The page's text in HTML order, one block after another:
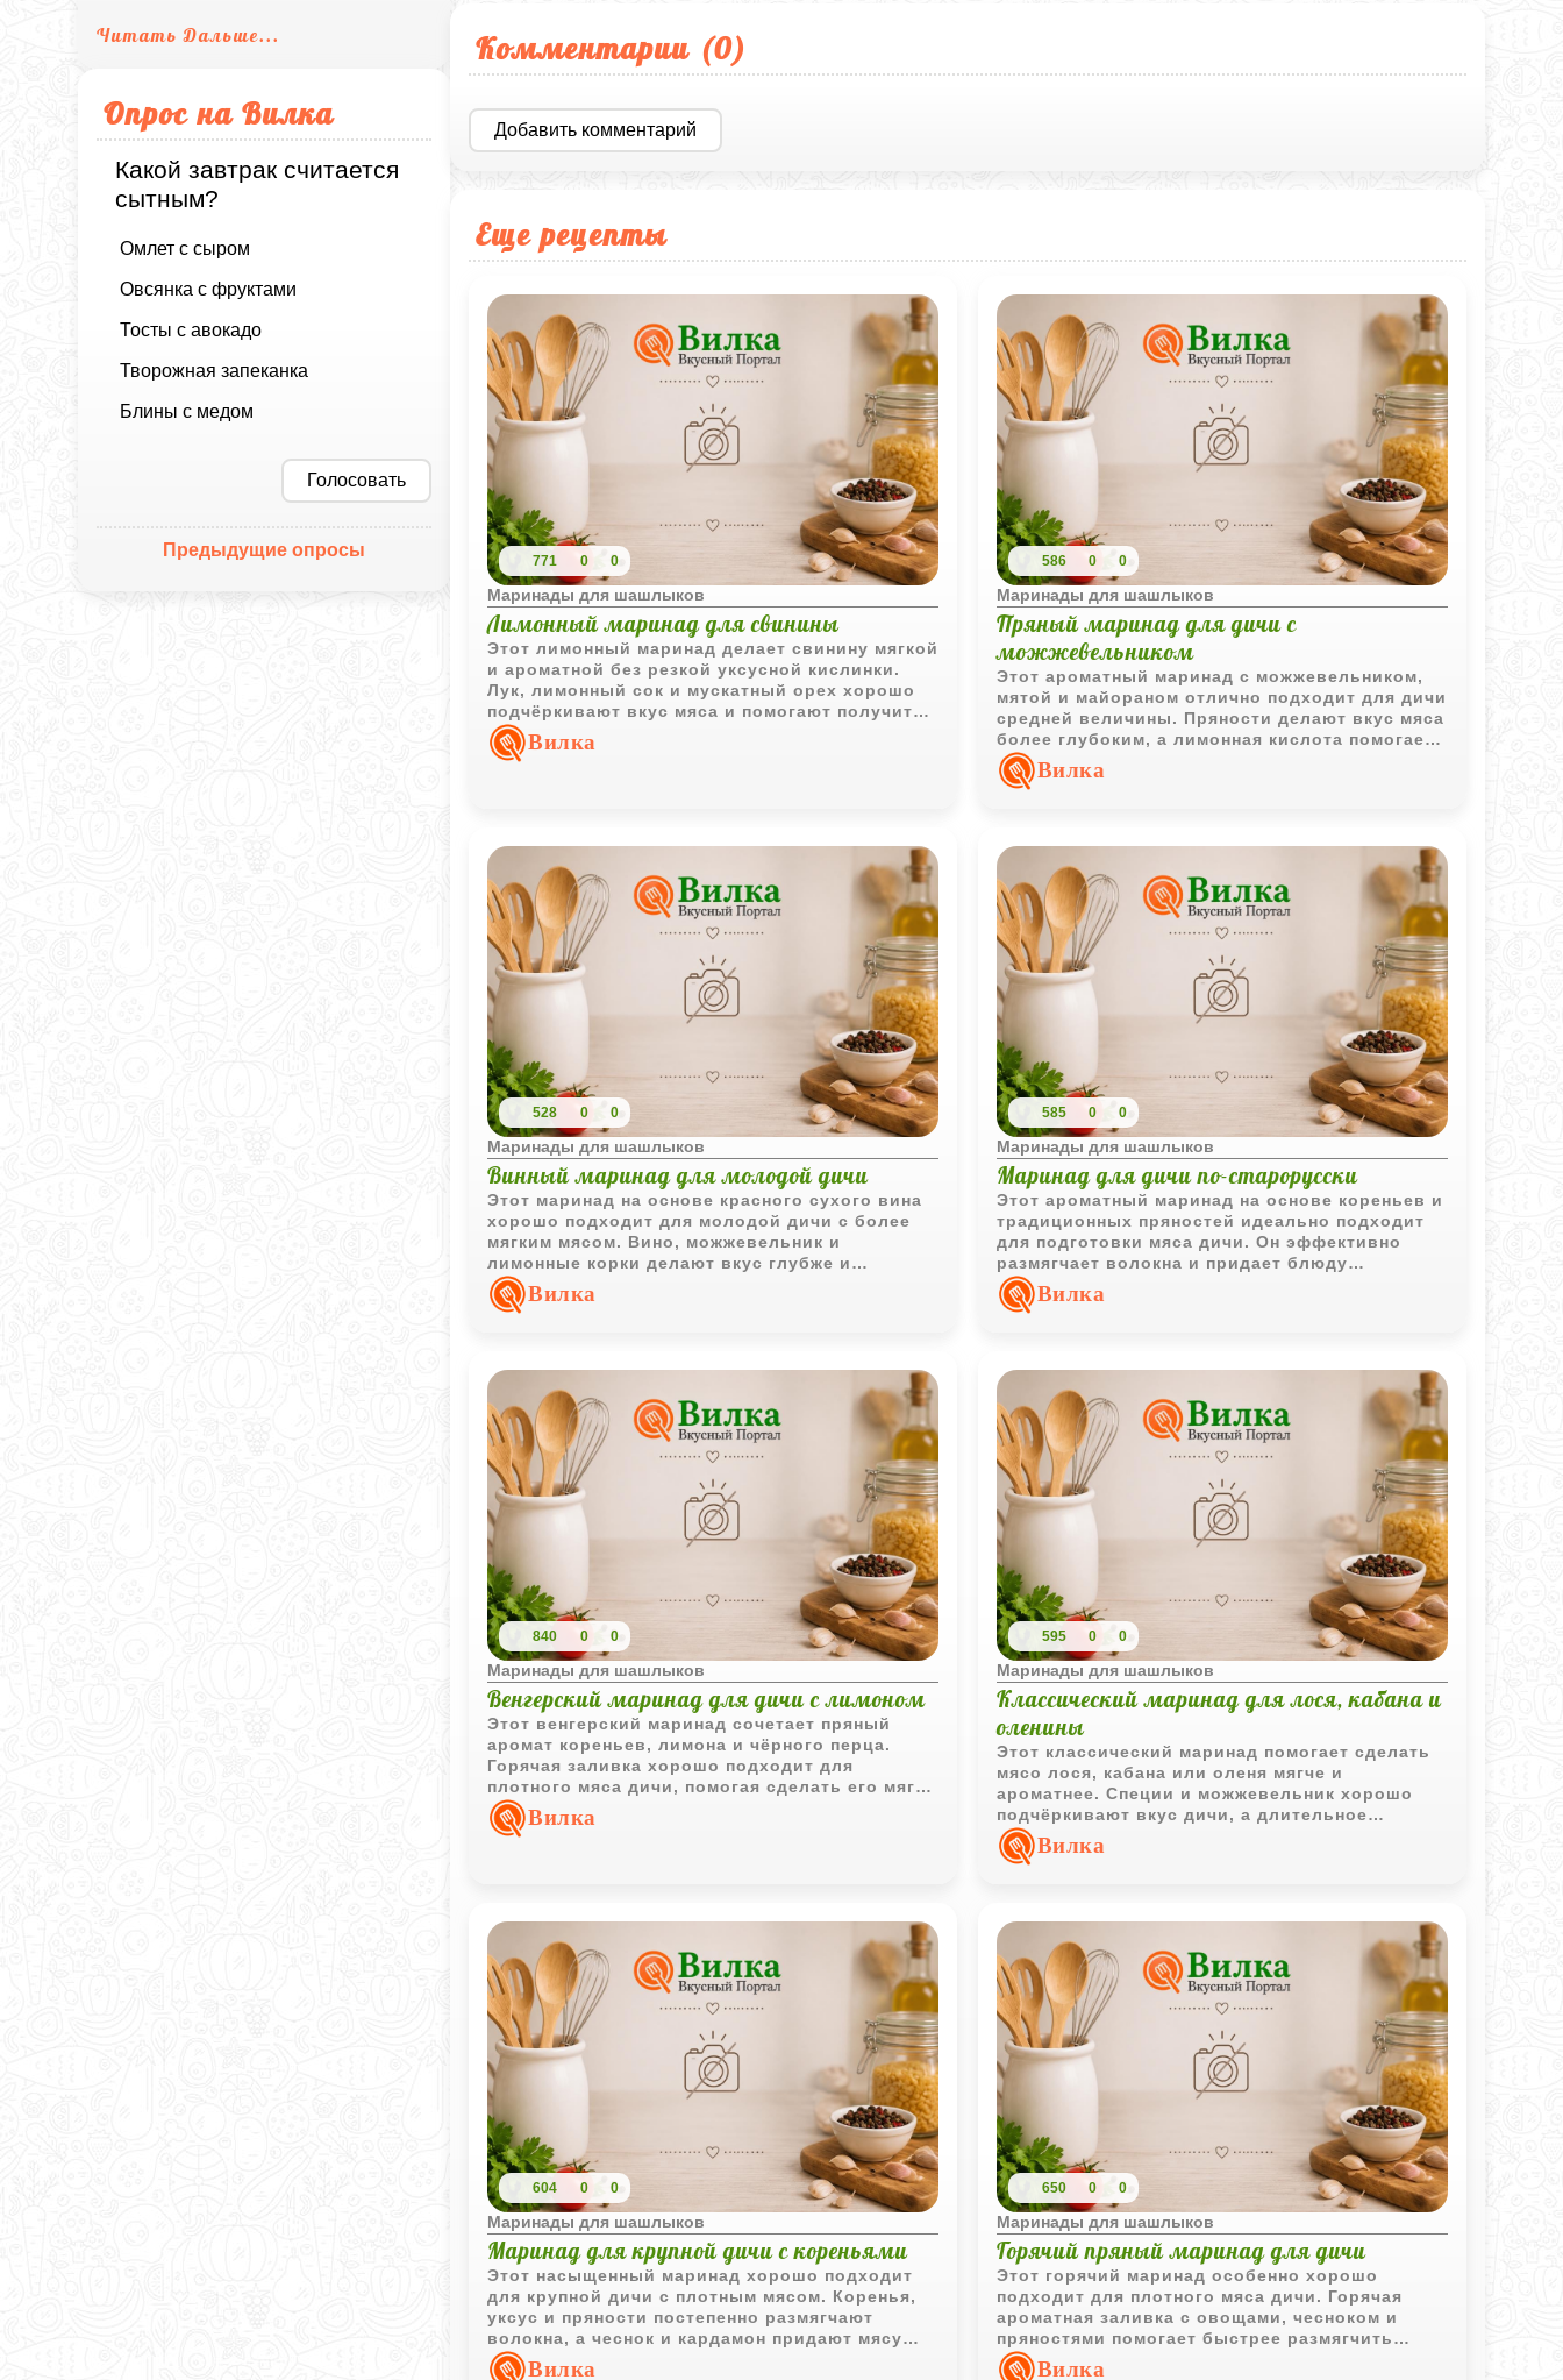
Читать Дальше...
Опрос на Вилка
Какой завтрак считается
сытным?
Омлет с сыром
Овсянка с фруктами
Тосты с авокадо
Творожная запеканка
Блины с медом
Голосовать
Предыдущие опросы
Комментарии (0)
Добавить комментарий
Еще рецепты
771 0 0
Маринады для шашлыков
Лимонный маринад для свинины
Этот лимонный маринад делает свинину мягкой
и ароматной без резкой уксусной кислинки.
Лук, лимонный сок и мускатный орех хорошо
подчёркивают вкус мяса и помогают получить
сочный шашлык.
Вилка
586 0 0
Маринады для шашлыков
Пряный маринад для дичи с
можжевельником
Этот ароматный маринад с можжевельником,
мятой и майораном отлично подходит для дичи
средней величины. Пряности делают вкус мяса
более глубоким, а лимонная кислота помогает
мягко размягчить волокна без резкой уксусной
кислинки.
Вилка
528 0 0
Маринады для шашлыков
Винный маринад для молодой дичи
Этот маринад на основе красного сухого вина
хорошо подходит для молодой дичи с более
мягким мясом. Вино, можжевельник и
лимонные корки делают вкус глубже и
помогают сохранить сочность при жарке или
тушении.
Вилка
585 0 0
Маринады для шашлыков
Маринад для дичи по-старорусски
Этот ароматный маринад на основе кореньев и
традиционных пряностей идеально подходит
для подготовки мяса дичи. Он эффективно
размягчает волокна и придает блюду
благородный старорусский колорит.
Вилка
840 0 0
Маринады для шашлыков
Венгерский маринад для дичи с лимоном
Этот венгерский маринад сочетает пряный
аромат кореньев, лимона и чёрного перца.
Горячая заливка хорошо подходит для
плотного мяса дичи, помогая сделать его мягче
и насыщеннее по вкусу.
Вилка
595 0 0
Маринады для шашлыков
Классический маринад для лося, кабана и
оленины
Этот классический маринад помогает сделать
мясо лося, кабана или оленя мягче и
ароматнее. Специи и можжевельник хорошо
подчёркивают вкус дичи, а длительное
маринование помогает убрать излишнюю
жёсткость плотного мяса.
Вилка
604 0 0
Маринады для шашлыков
Маринад для крупной дичи с кореньями
Этот насыщенный маринад хорошо подходит
для крупной дичи с плотным мясом. Коренья,
уксус и пряности постепенно размягчают
волокна, а чеснок и кардамон придают мясу
глубокий аромат и выразительный вкус.
Вилка
650 0 0
Маринады для шашлыков
Горячий пряный маринад для дичи
Этот горячий маринад особенно хорошо
подходит для плотного мяса дичи. Горячая
ароматная заливка с овощами, чесноком и
пряностями помогает быстрее размягчить
волокна и делает вкус мяса более
Вилка